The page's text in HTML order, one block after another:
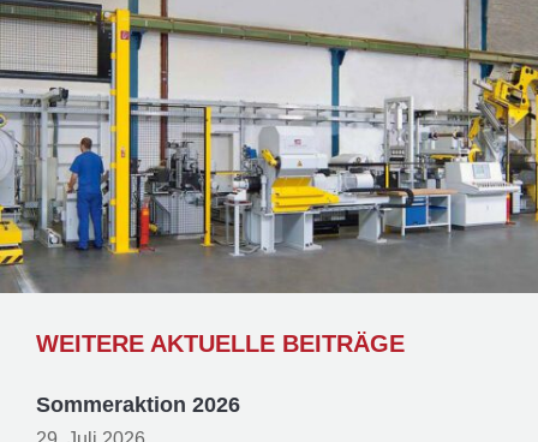
WEITERE AKTUELLE BEITRÄGE
Sommeraktion 2026